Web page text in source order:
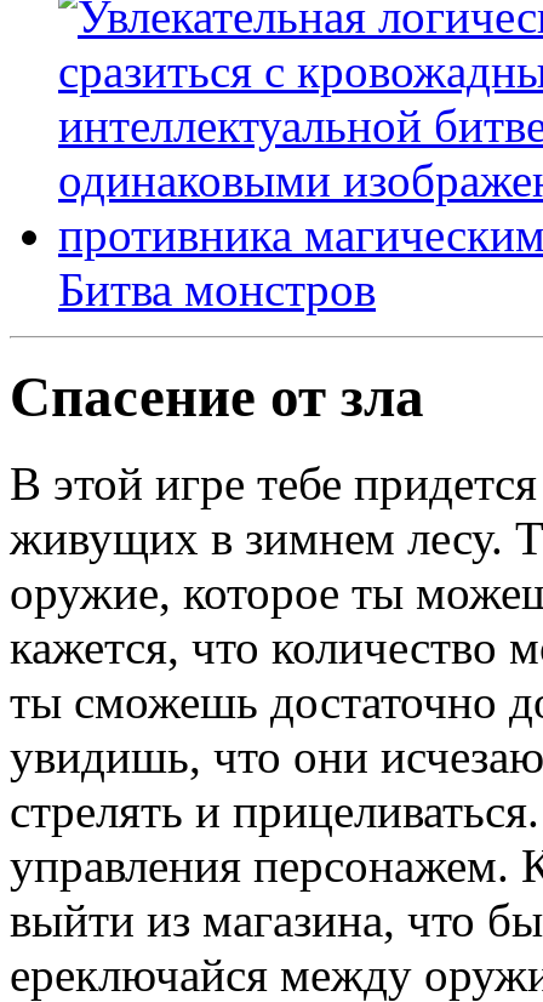
Битва монстров
Спасение от зла
В этой игре тебе
живущих в зимнем лесу.
оружие, которое ты
кажется, что количество
ты сможешь достаточно
увидишь, что они
стрелять и
управления персонажем.
выйти из магазина, что
ереключайся между